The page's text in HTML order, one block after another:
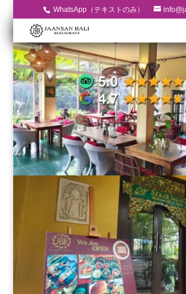
WhatsApp（テキストのみ）